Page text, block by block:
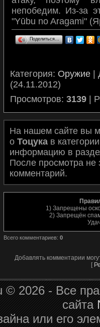
непобедим. Из-за
"Yūbu no Aragami"
Поделиться…
Категория: Оружие |
(24.11.2012)
Просмотров: 3139 |
На нашем сайте вы
о Тоцука в
информацию в
После просмотра не
комментарий.
1) Запрещены
2) Запрещён
Всего комментариев: 0
Добавлять комментарии
[
© 2026 - Все
сайта
или его